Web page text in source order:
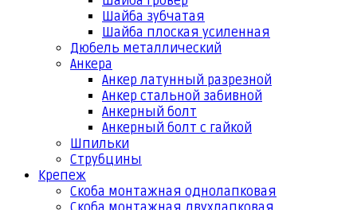
Шайба зубчатая
Шайба плоская усиленная
Дюбель металлический
Анкера
Анкер латунный разрезной
Анкер стальной забивной
Анкерный болт
Анкерный болт с гайкой
Шпильки
Струбцины
Крепеж
Скоба монтажная однолапковая